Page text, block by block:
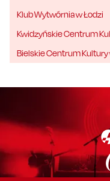
Klub Wytwórnia w Łodzi
Kwidzyńskie Centrum
Bielskie Centrum Kultury